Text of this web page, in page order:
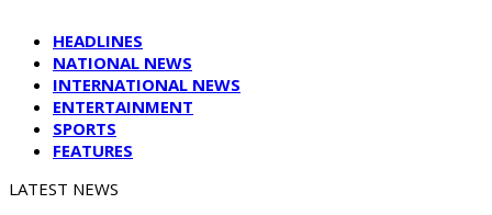
HEADLINES
NATIONAL NEWS
INTERNATIONAL NEWS
ENTERTAINMENT
SPORTS
FEATURES
LATEST NEWS